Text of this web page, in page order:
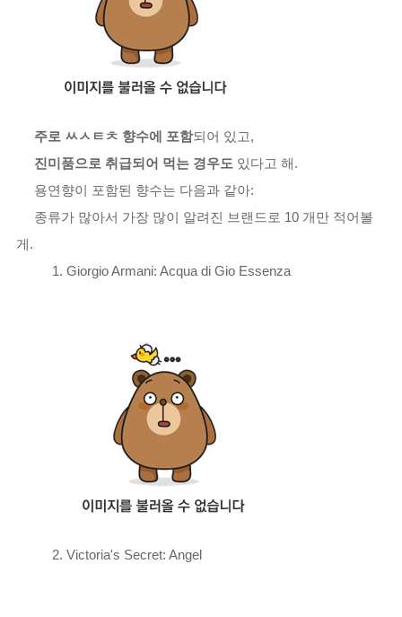
주로 ㅆㅅㅌㅊ 향수에 포함되어 있고,
진미품으로 취급되어 먹는 경우도 있다고 해.
용연향이 포함된 향수는 다음과 같아:
종류가 많아서 가장 많이 알려진 브랜드로 10 개만 적어볼
게.
1. Giorgio Armani: Acqua di Gio Essenza
2. Victoria's Secret: Angel